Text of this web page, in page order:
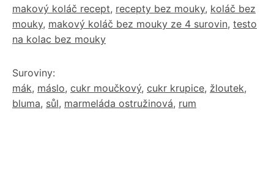
makový koláč recept, recepty bez mouky, koláč bez
mouky, makový koláč bez mouky ze 4 surovin, testo
na kolac bez mouky
Suroviny:
mák, máslo, cukr moučkový, cukr krupice, žloutek,
bluma, sůl, marmeláda ostružinová, rum